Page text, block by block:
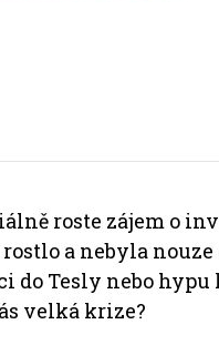
roste zájem o
a nebyla nouze
Tesly nebo hypu
velká krize?